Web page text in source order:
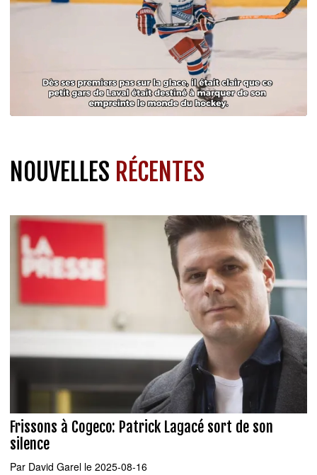
NOUVELLES RÉCENTES
Frissons à Cogeco: Patrick Lagacé sort de son
silence
Par David Garel le 2025-08-16